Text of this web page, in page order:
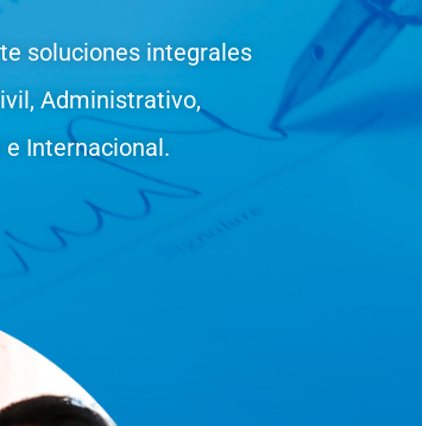
soluciones integrales
Administrativo,
Internacional.